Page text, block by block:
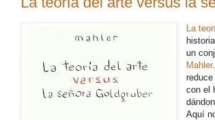
La
un
Mahler
con el
Aquí